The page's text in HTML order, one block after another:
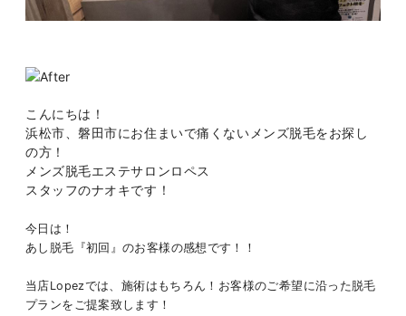
こんにちは！
浜松市、磐田市にお住まいで痛くないメンズ脱毛をお探し
の方！
メンズ脱毛エステサロンロペス
スタッフのナオキです！
今日は！
あし脱毛『初回』のお客様の感想です！！
当店Lopezでは、施術はもちろん！お客様のご希望に沿った脱毛
プランをご提案致します！